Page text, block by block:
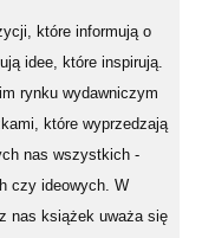
które informują o
idee, które inspirują.
rynku wydawniczym
które wyprzedzają
nas wszystkich -
czy ideowych. W
nas książek uważa się